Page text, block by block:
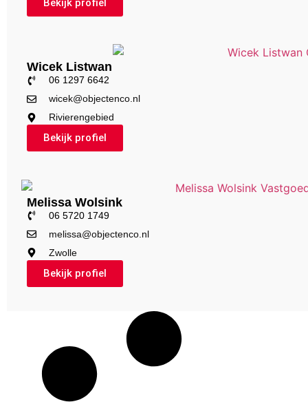
Bekijk profiel
Wicek Listwan
06 1297 6642
wicek@objectenco.nl
Rivierengebied
Bekijk profiel
Melissa Wolsink
06 5720 1749
melissa@objectenco.nl
Zwolle
Bekijk profiel